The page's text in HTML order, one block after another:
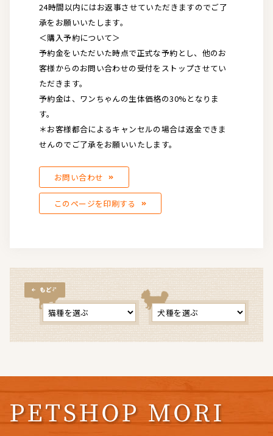
24時間以内にはお返事させていただきますのでご了
承をお願いいたします。
＜購入予約について＞
予約金をいただいた時点で正式な予約とし、他のお
客様からのお問い合わせの受付をストップさせてい
ただきます。
予約金は、ワンちゃんの生体価格の30%となりま
す。
＊お客様都合によるキャンセルの場合は返金できま
せんのでご了承をお願いいたします。
お問い合わせ
このページを印刷する
もどる